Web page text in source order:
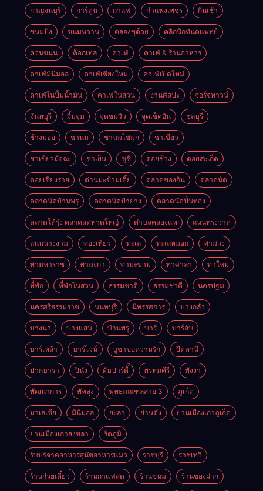
กาญจนบุรี การ์ตูน กาแฟ กำแพงเพชร กินเช้า
ขนมปัง ขนมหวาน คลองขุด้วย คลิกนิกทันตแพทย์
ควนขนุน ค็อกเทล คาเฟ่ คาเฟ่ & ร้านอาหาร
คาเฟ่มินิมอล คาเฟ่เชียงใหม่ คาเฟ่เปิดใหม่
คาเฟ่ในปั้มน้ำมัน คาเฟ่ในสวน งานศิลปะ จอร์จทาวน์
จันทบุรี จิ้มจุ่ม จุดชมวิว จุดเช็คอิน ชลบุรี
ช้างม่อย ชานม ชานมไข่มุก ชาเขียว
ชาเขียวมัจฉะ ชาเย็น ซูชิ ดอยช้าง ดอยสะเก็ด
ดอยเชียงราย ด่านมะข้ามเตี้ย ตลาดของกิน ตลาดนัด
ตลาดนัดบ้านพรุ ตลาดนัดป่ายาง ตลาดนัดปิ่นทอง
ตลาดโต้รุ่ง ตลาดสดหาดใหญ่ ตำบลคลองแห ถนนทรงวาด
ถนนนางงาม ท่องเที่ยว ทะเล ทะเลหมอก ท่าม่วง
ท่ามหาราช ท่ามะกา ท่ามะขาม ท่าศาลา ท่าใหม่
ที่พัก ที่พักในสวน ธรรมชาติ ธรรมชาตื นครปฐม
นครศรีธรรมราช นนทบุรี นิทรรศการ บางกล่ำ
บางนา บางแสน บ้านพรุ บาร์ บาร์ลับ
บาร์เหล้า บาร์ไวน์ บูชาขอความรัก ปัตตานี
ปากบารา ปีนัง ผับปาร์ตี้ พรหมคีรี พังงา
พัฒนาการ พัทลุง พุทธมณฑลสาย 3 ภูเก็ต
มาเลเซีย มินิมอล ยะลา ย่านดัง ย่านเมืองเก่าภูเก็ต
ย่านเมืองเก่าสงขลา รัตภูมิ
รับบริจาคอาหารสุนัขอาหารแมว ราชบุรี ราชเทวี
ร้านก๋วยเตี๋ยว ร้านกาแฟสด ร้านขนม ร้านของฝาก